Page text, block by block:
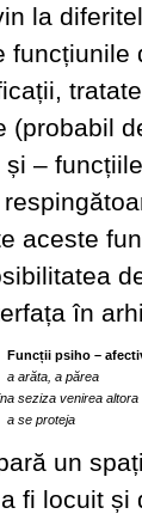
la
(probabil
–
aceste
în
Funcții psiho –
a arăta, a părea
a seziza venirea altora
a se proteja
un
fi locuit și